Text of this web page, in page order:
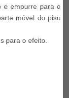
e empurre para o
móvel do piso
para o efeito.